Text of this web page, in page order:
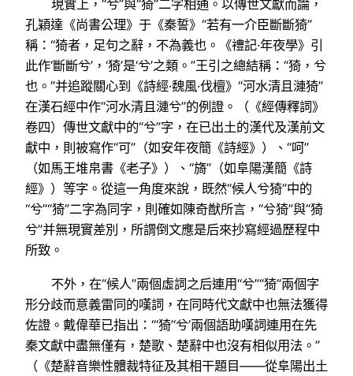
現實上，“兮”與“猗”二字相通。以傳世文獻而論，
孔穎達《尚書公理》于《秦誓》“若有一介臣斷斷猗”
稱：“猗者，足句之辭，不為義也。《禮記·年夜學》引
此作‘斷斷兮’，‘猗’是‘兮’之類。”王引之總結稱：“猗，兮
也。”并追蹤關心到《詩經·魏風·伐檀》“河水清且漣猗”
在漢石經中作“河水清且漣兮”的例證。（《經傳釋詞》
卷四）傳世文獻中的“兮”字，在已出土的漢代及漢前文
獻中，則被寫作“可”（如安年夜簡《詩經》）、“呵”
（如馬王堆帛書《老子》）、“旖”（如阜陽漢簡《詩
經》）等字。從這一角度來說，既然“候人兮猗”中的
“兮”“猗”二字為同字，則確如陳奇猷所言，“兮猗”與“猗
兮”并無現實差別，所謂倒文應是后來抄寫經過歷程中
所致。
不外，在“候人”兩個虛詞之后連用“兮”“猗”兩個字
形分歧而意義雷同的嘆詞，在同時代文獻中也無法獲得
佐證。戴偉華已指出：“‘猗’‘兮’兩個語助嘆詞連用在先
秦文獻中盡無僅有，楚歌、楚辭中也沒有相似用法。”
（《楚辭音樂性體裁特征及其相干題目——從阜陽出土